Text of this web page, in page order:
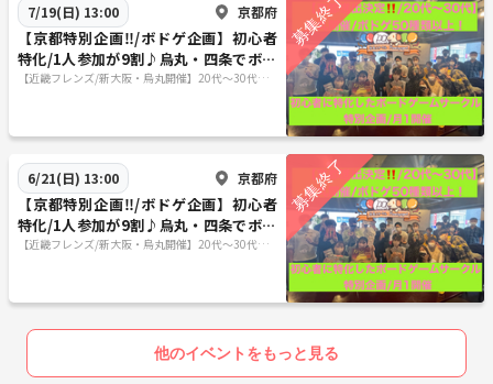
7/19(日) 13:00 京都府
【京都特別企画‼️/ボドゲ企画】初心者
特化/1人参加が9割♪烏丸・四条でボー
ドゲーム企画/20代〜30代向け
【近畿フレンズ/新大阪・烏丸開催】20代〜30代向
6/21(日) 13:00 京都府
【京都特別企画‼️/ボドゲ企画】初心者
特化/1人参加が9割♪烏丸・四条でボー
ドゲーム企画/20代〜30代向け
【近畿フレンズ/新大阪・烏丸開催】20代〜30代向
他のイベントをもっと見る